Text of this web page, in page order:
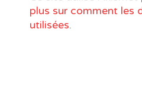
plus sur comment les
utilisées.